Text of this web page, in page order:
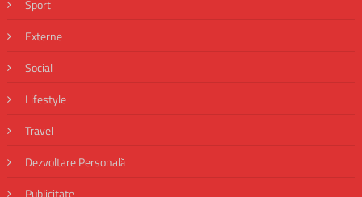
Sport
Externe
Social
Lifestyle
Travel
Dezvoltare Personală
Publicitate